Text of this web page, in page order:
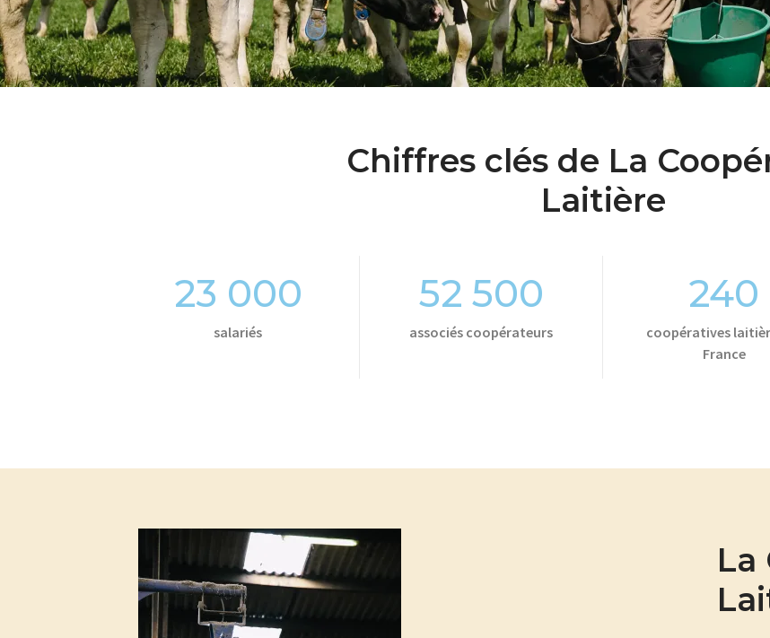
Chiffres clés de La
Laitière
23 000
salariés
52 500
associés coopérateurs
240
coopératives
France
La